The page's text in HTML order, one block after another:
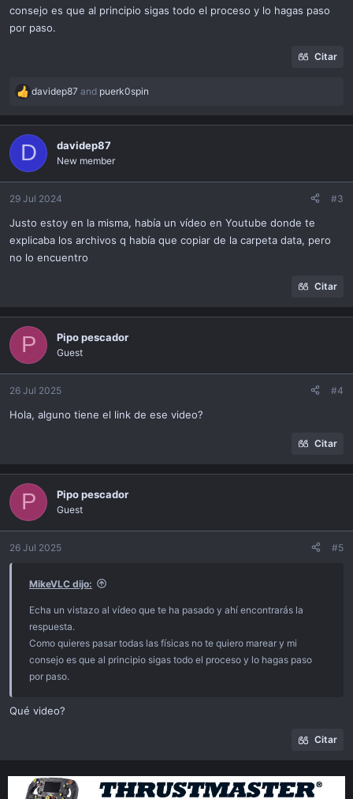
consejo es que al principio sigas todo el proceso y lo hagas paso
por paso.
Citar
R
a
c
i
o
n
:
davidep87 and puerk0spin
D davidep87
New member
29 Jul 2024 #3
Justo estoy en la misma, había un vídeo en Youtube donde te
explicaba los archivos q había que copiar de la carpeta data, pero
no lo encuentro
Citar
P Pipo pescador
Guest
26 Jul 2025 #4
Hola, alguno tiene el link de ese video?
Citar
P Pipo pescador
Guest
26 Jul 2025 #5
MikeVLC dijo:
Echa un vistazo al vídeo que te ha pasado y ahí encontrarás la
respuesta.
Como quieres pasar todas las físicas no te quiero marear y mi
consejo es que al principio sigas todo el proceso y lo hagas paso
por paso.
Qué video?
Citar